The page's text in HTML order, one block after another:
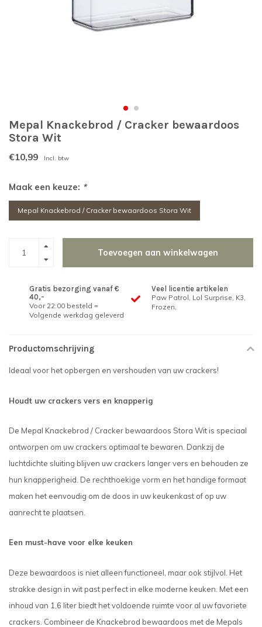
Mepal Knackebrod / Cracker bewaardoos
Stora Wit
€10,99 Incl. btw
Maak een keuze: *
Mepal Knackebrod / Cracker bewaardoos Stora Wit
Toevoegen aan winkelwagen
Gratis bezorging vanaf €
40,-
Voor 22:00 besteld =
Volgende werkdag geleverd
Veel licentie artikelen
Paw Patrol, Lol Surprise, K3,
Frozen,
Productomschrijving
Ideaal voor het opbergen en vershouden van uw crackers!
Houdt uw crackers vers en knapperig
De Mepal Knackebrod / Cracker bewaardoos Stora Wit is speciaal
ontworpen om uw crackers optimaal te bewaren. Dankzij de
luchtdichte sluiting blijven uw crackers langer vers en behouden ze
hun knapperigheid. De rechthoekige vorm en het handige formaat
maken het eenvoudig om de doos in uw keukenkast of op uw
aanrecht te plaatsen.
Een must-have voor elke keuken
Deze bewaardoos is niet alleen functioneel, maar ook stijlvol. Het
strakke design in wit past perfect in elke moderne keuken. Met een
inhoud van 1,6 liter biedt het voldoende ruimte voor al uw favoriete
crackers. Combineer de Knackebrod bewaardoos met de Mepals